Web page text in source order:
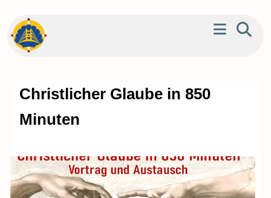
Christlicher Glaube in 850
Minuten